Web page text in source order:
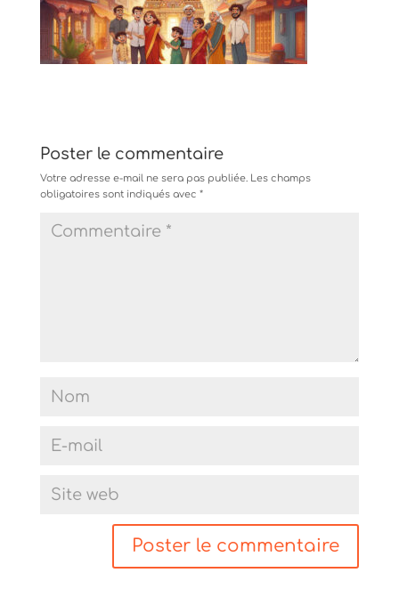
Poster le commentaire
Votre adresse e-mail ne sera pas publiée. Les champs
obligatoires sont indiqués avec *